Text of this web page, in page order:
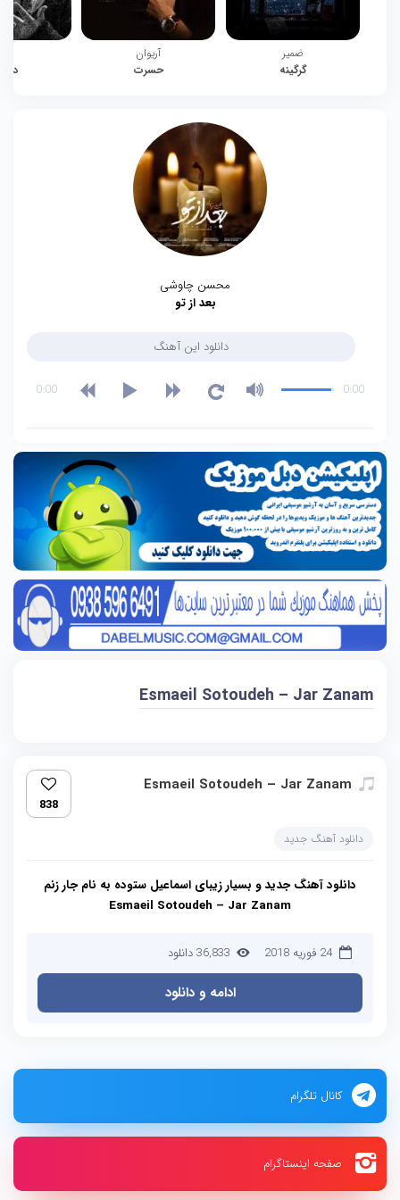
ضمیر
گرگینه
آریوان
حسرت
محسن چاوشی
بعد از تو
دانلود این آهنگ
0:00
0:00
Esmaeil Sotoudeh – Jar Zanam
Esmaeil Sotoudeh – Jar Zanam
838
دانلود آهنگ جدید
دانلود آهنگ جدید و بسیار زیبای اسماعیل ستوده به نامجار زنم
Esmaeil Sotoudeh – Jar Zanam
24 فوریه 2018 36,833 دانلود
ادامه و دانلود
کانال تلگرام
صفحه اینستاگرام